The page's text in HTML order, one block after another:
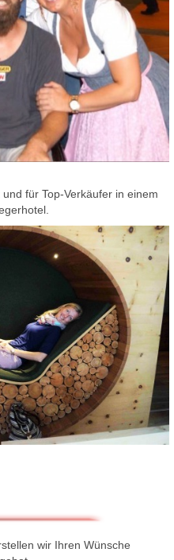
für Top-Verkäufer in einem
wir Ihren Wünsche